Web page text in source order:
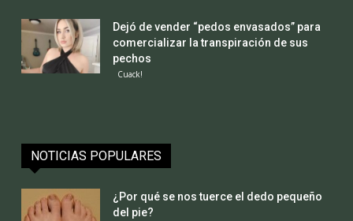
Dejó de vender “pedos envasados” para
comercializar la transpiración de sus
pechos
Cuack!
NOTICIAS POPULARES
¿Por qué se nos tuerce el dedo pequeño
del pie?